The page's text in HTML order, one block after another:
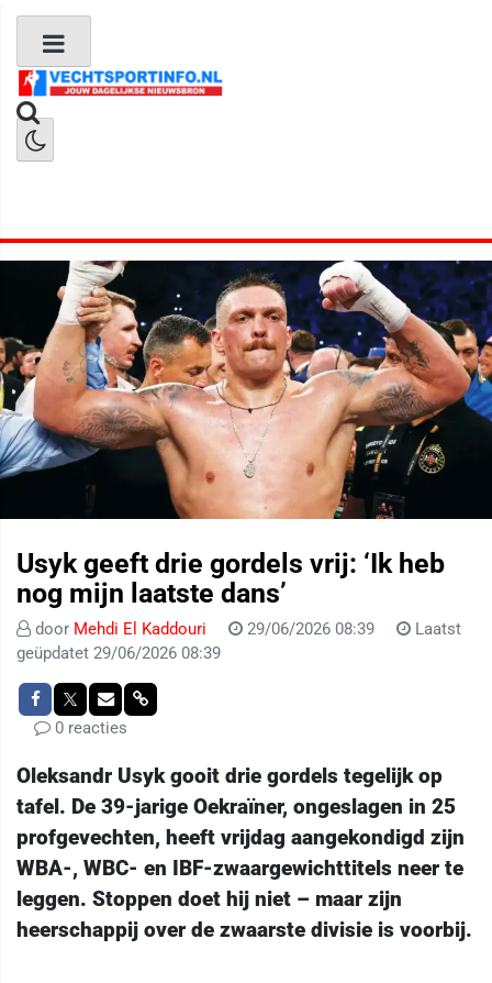
Usyk geeft drie gordels vrij: ‘Ik heb
nog mijn laatste dans’
door Mehdi El Kaddouri 29/06/2026 08:39
Laatst
geüpdatet 29/06/2026 08:39
0 reacties
Oleksandr Usyk gooit drie gordels tegelijk op
tafel. De 39-jarige Oekraïner, ongeslagen in 25
profgevechten, heeft vrijdag aangekondigd zijn
WBA-, WBC- en IBF-zwaargewichttitels neer te
leggen. Stoppen doet hij niet – maar zijn
heerschappij over de zwaarste divisie is voorbij.